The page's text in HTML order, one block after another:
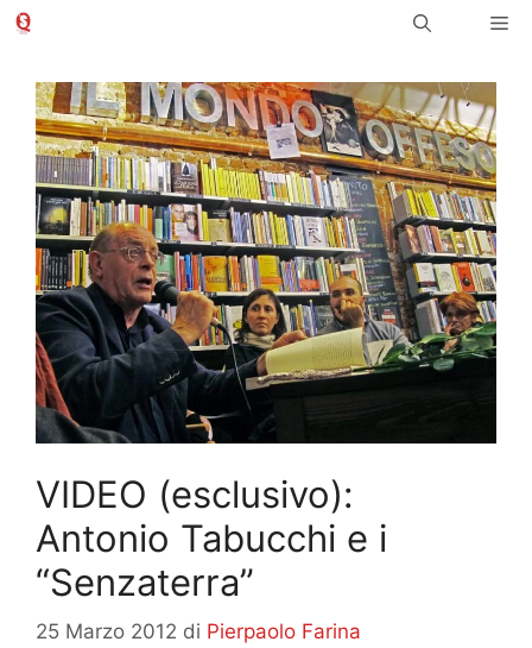
Vai
VIDEO (esclusivo):
Antonio Tabucchi e i
“Senzaterra”
25 Marzo 2012 di Pierpaolo Farina